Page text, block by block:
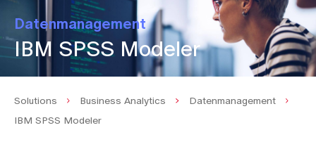
Datenmanagement
IBM SPSS Modeler
Solutions Business Analytics
Datenmanagement
IBM SPSS Modeler